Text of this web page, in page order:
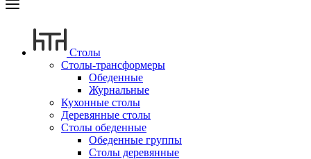
Столы
Столы-трансформеры
Обеденные
Журнальные
Кухонные столы
Деревянные столы
Столы обеденные
Обеденные группы
Столы деревянные